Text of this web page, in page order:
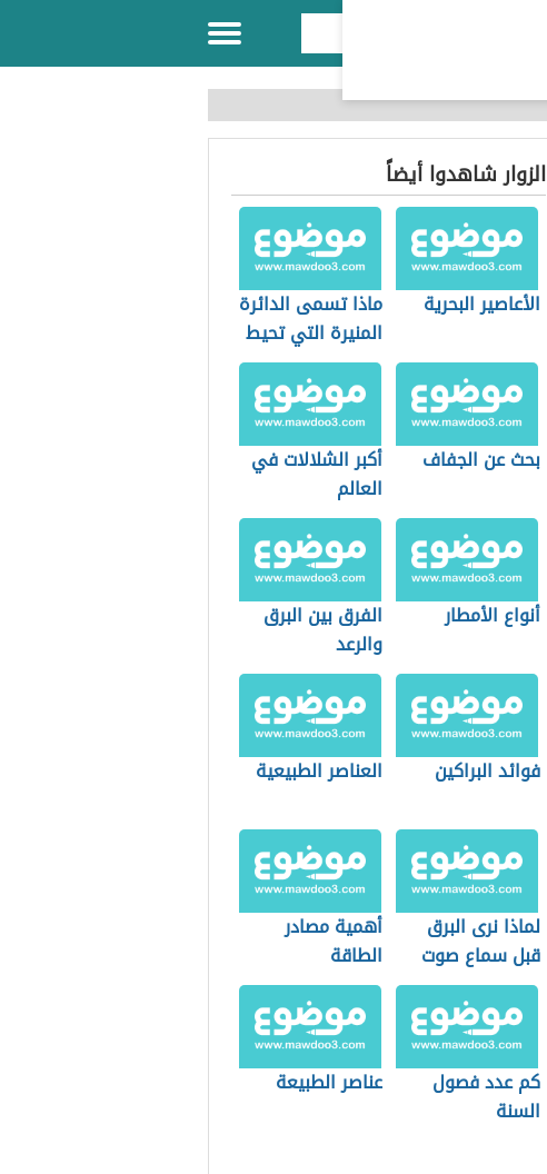
الزوار شاهدوا أيضاً
الأعاصير البحرية
ماذا تسمى الدائرة
المنيرة التي تحيط
بالقمر
بحث عن الجفاف
أكبر الشلالات في
العالم
أنواع الأمطار
الفرق بين البرق
والرعد
فوائد البراكين العناصر الطبيعية
لماذا نرى البرق
قبل سماع صوت
الرعد
أهمية مصادر
الطاقة
كم عدد فصول
السنة
عناصر الطبيعة